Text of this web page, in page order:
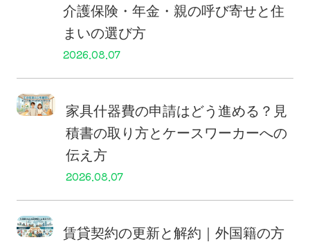
介護保険・年金・親の呼び寄せと住
まいの選び方
2026.08.07
家具什器費の申請はどう進める？見
積書の取り方とケースワーカーへの
伝え方
2026.08.07
賃貸契約の更新と解約｜外国籍の方